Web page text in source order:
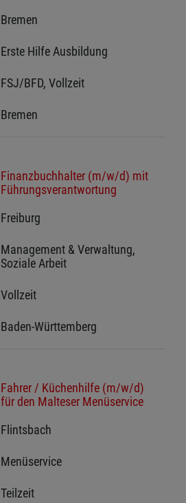
Bremen
Erste Hilfe Ausbildung
FSJ/BFD, Vollzeit
Bremen
Finanzbuchhalter (m/w/d) mit
Führungsverantwortung
Freiburg
Management & Verwaltung,
Soziale Arbeit
Vollzeit
Baden-Württemberg
Fahrer / Küchenhilfe (m/w/d)
für den Malteser Menüservice
Flintsbach
Menüservice
Teilzeit